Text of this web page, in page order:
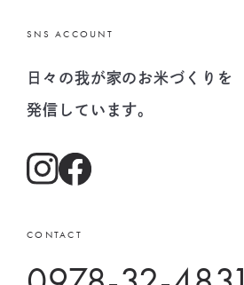
SNS ACCOUNT
日々の我が家のお米づくりを
発信しています。
CONTACT